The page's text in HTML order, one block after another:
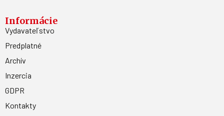
Informácie
Vydavateľstvo
Predplatné
Archív
Inzercia
GDPR
Kontakty